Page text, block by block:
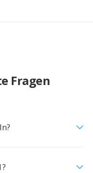
Fragen